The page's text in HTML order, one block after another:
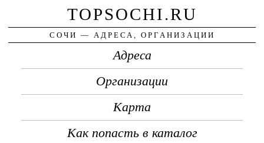
TOPSOCHI.RU
СОЧИ — АДРЕСА, ОРГАНИЗАЦИИ
Адреса
Организации
Карта
Как попасть в каталог